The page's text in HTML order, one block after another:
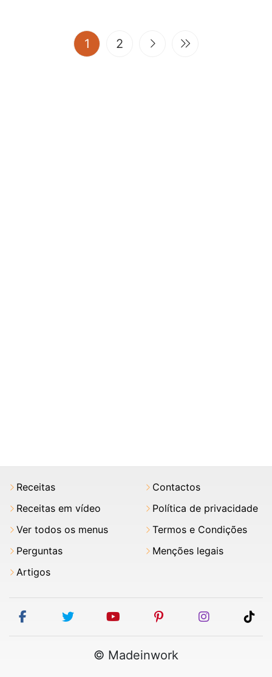
1 (current)
2
Receitas
Receitas em vídeo
Ver todos os menus
Perguntas
Artigos
Contactos
Política de privacidade
Termos e Condições
Menções legais
facebooktwitter youtubepinterestinstagram
© Madeinwork